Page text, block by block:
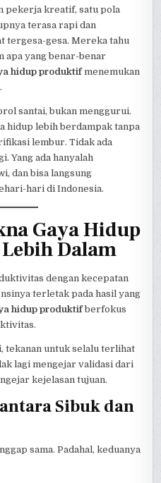
pekerja kreatif, satu pola
terasa rapi dan
gesa. Mereka tahu
apa yang benar-benar
hidup produktifmenemukan
santai, bukan menggurui.
hidup lebih berdampak tanpa
lembur. Tidak ada
Yang ada hanyalah
dan bisa langsung
hari di Indonesia.
Gaya Hidup
Dalam
dengan kecepatan
terletak pada hasil yang
hidup produktifberfokus
tekanan untuk selalu terlihat
lagi mengejar validasi dari
kejelasan tujuan.
Sibuk dan
sama. Padahal, keduanya